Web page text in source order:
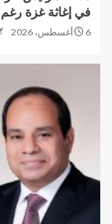
في إغاثة غزة رغم
6 أغسطس، 2026